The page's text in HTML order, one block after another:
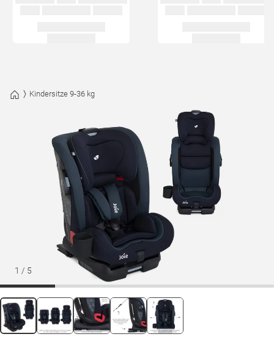
Kindersitze 9-36 kg
1 / 5